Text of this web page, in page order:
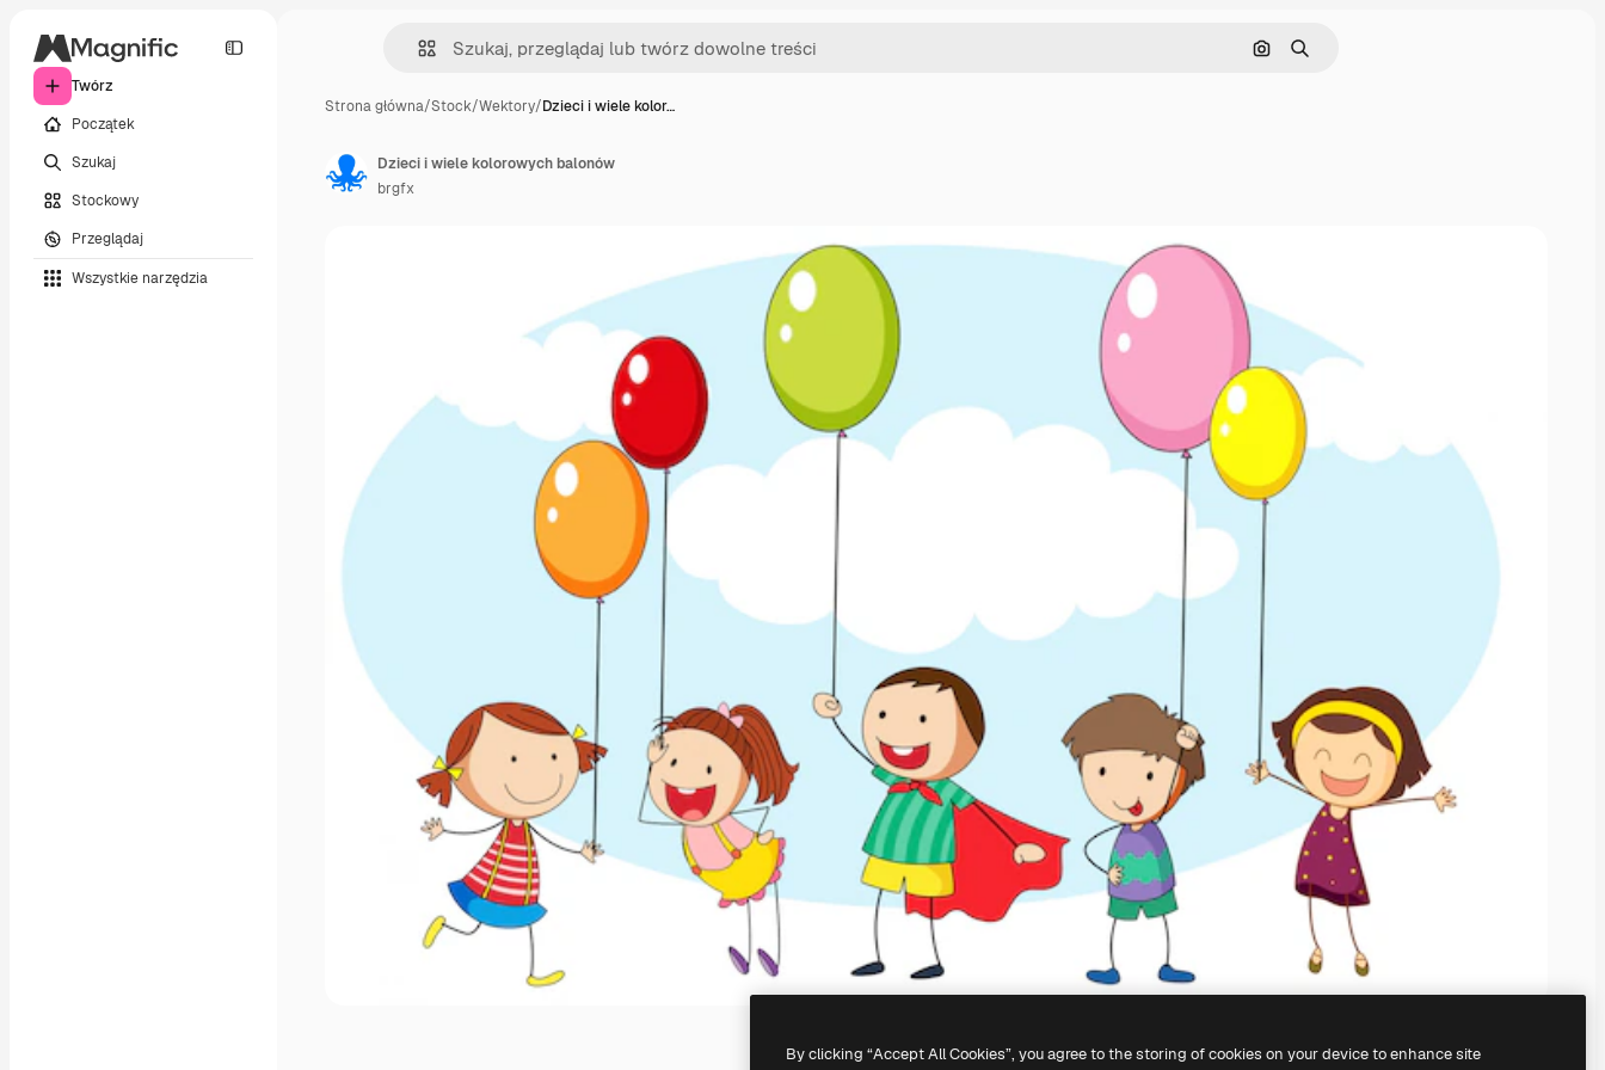
Twórz
Początek
Szukaj
Stockowy
Przeglądaj
Wszystkie narzędzia
Szukaj według obrazu
Szukaj
Strona główna/Stock/Wektory/Dzieci i wiele kolor…
Dzieci i wiele kolorowych balonów
brgfx
By clicking “Accept All Cookies”, you agree to the storing of cookies on your device to enhance site